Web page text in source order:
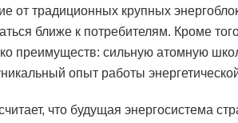
от традиционных крупных
ближе к потребителям. Кроме
преимуществ: сильную атомную
опыт работы
что будущая энергосистема